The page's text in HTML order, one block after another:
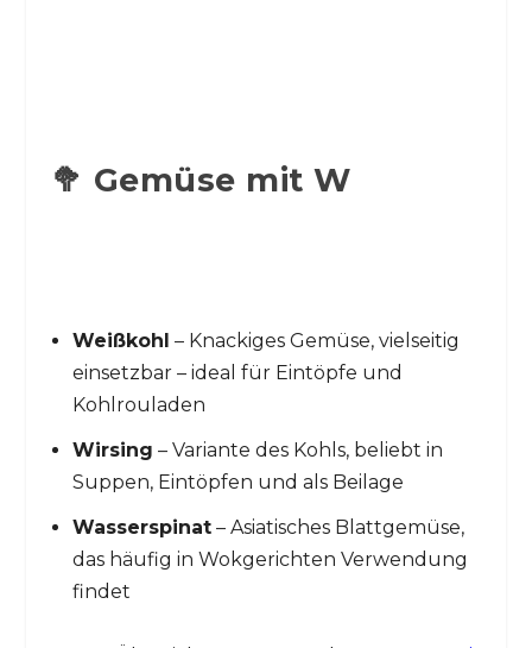
🥦 Gemüse mit W
Weißkohl – Knackiges Gemüse, vielseitig
einsetzbar – ideal für Eintöpfe und
Kohlrouladen
Wirsing – Variante des Kohls, beliebt in
Suppen, Eintöpfen und als Beilage
Wasserspinat– Asiatisches Blattgemüse,
das häufig in Wokgerichten Verwendung
findet